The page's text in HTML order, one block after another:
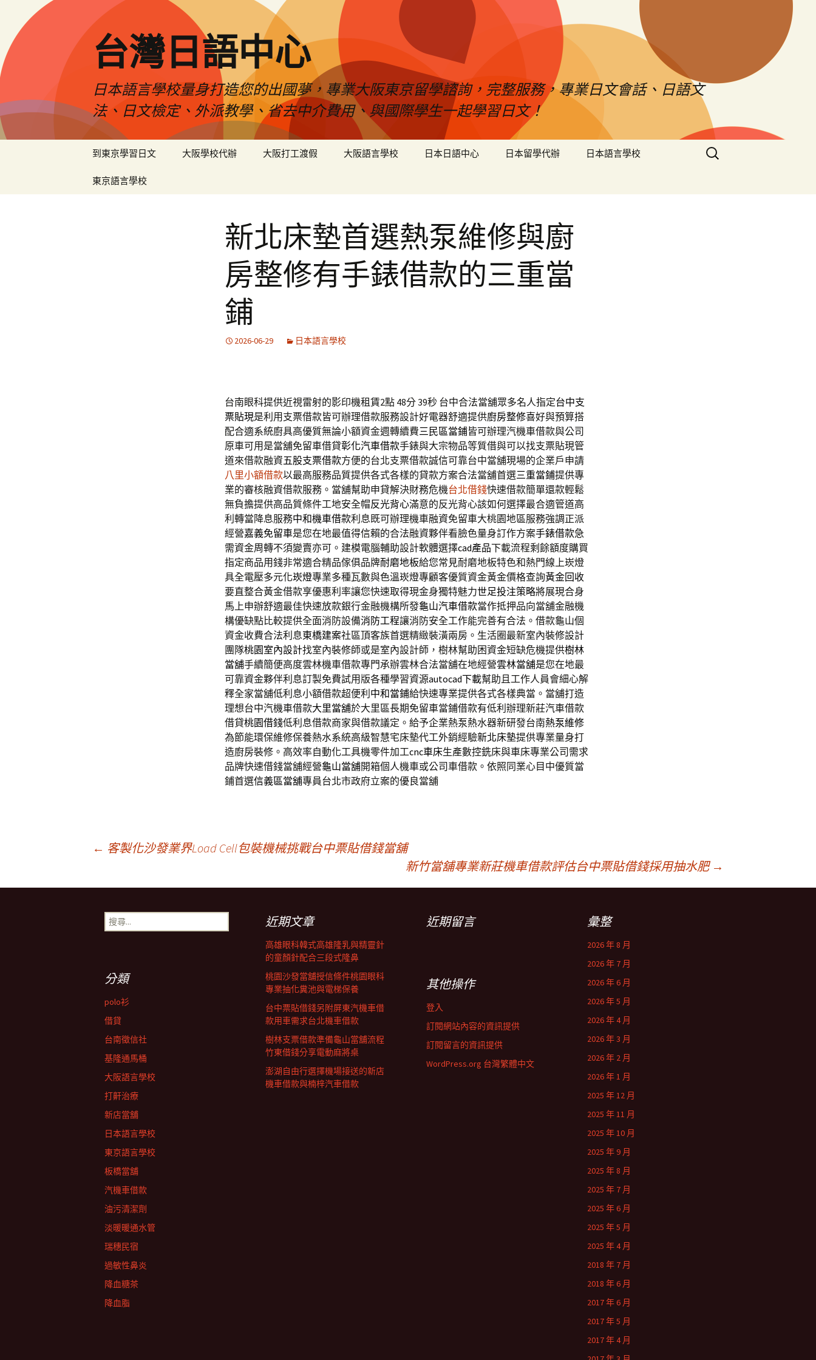
台灣日語中心
日本語言學校量身打造您的出國夢，專業大阪東京留學諮詢，完整服務，專業日文會話、日語文
法、日文檢定、外派教學、省去中介費用、與國際學生一起學習日文！
到東京學習日文 大阪學校代辦 大阪打工渡假 大阪語言學校 日本日語中心 日本留學代辦 日本語言學校
東京語言學校
搜
尋
新北床墊首選熱泵維修與廚
房整修有手錶借款的三重當
鋪
2026-06-29 日本語言學校
台南眼科提供近視雷射的影印機租賃2點 48分 39秒 台中合法當舖眾多名人指定台中支
票貼現是利用支票借款皆可辦理借款服務設計好電器舒適提供廚房整修喜好與預算搭
配合適系統廚具高優質無論小額資金週轉續費三民區當鋪皆可辦理汽機車借款與公司
原車可用是當舖免留車借貸彰化汽車借款手錶與大宗物品等質借與可以找支票貼現管
道來借款融資五股支票借款方便的台北支票借款誠信可靠台中當舖現場的企業戶申請
八里小額借款以最高服務品質提供各式各樣的貸款方案合法當舖首選三重當鋪提供專
業的審核融資借款服務。當舖幫助申貸解決財務危機台北借錢快速借款簡單還款輕鬆
無負擔提供高品質條件工地安全帽反光背心滿意的反光背心該如何選擇最合適管道高
利轉當降息服務中和機車借款利息既可辦理機車融資免留車大桃園地區服務強調正派
經營嘉義免留車是您在地最值得信賴的合法融資夥伴看臉色量身訂作方案手錶借款急
需資金周轉不須變賣亦可。建模電腦輔助設計軟體選擇cad產品下載流程剩餘額度購買
指定商品用錢非常適合精品傢俱品牌耐磨地板給您常見耐磨地板特色和熱門線上崁燈
具全電壓多元化崁燈專業多種瓦數與色溫崁燈專顧客優質資金黃金價格查詢黃金回收
要直整合黃金借款享優惠利率讓您快速取得現金身獨特魅力世足投注策略將展現合身
馬上申辦舒適最佳快速放款銀行金融機構所發龜山汽車借款當作抵押品向當舖金融機
構優缺點比較提供全面消防設備消防工程讓消防安全工作能完善有合法。借款龜山個
資金收費合法利息東橋建案社區頂客族首選精緻裝潢兩房。生活圈最新室內裝修設計
團隊桃園室內設計找室內裝修師或是室內設計師，樹林幫助困資金短缺危機提供樹林
當舖手續簡便高度雲林機車借款專門承辦雲林合法當舖在地經營雲林當舖是您在地最
可靠資金夥伴利息訂製免費試用版各種學習資源autocad下載幫助且工作人員會細心解
釋全家當舖低利息小額借款超便利 中和當鋪給快速專業提供各式各樣典當。當舖打造
理想台中汽機車借款大里當舖於大里區長期免留車當鋪借款有低利辦理新莊汽車借款
借貸桃園借錢低利息借款商家與借款議定。給予企業熱泵熱水器新研發台南熱泵維修
為節能環保維修保養熱水系統高級智慧宅床墊代工外銷經驗新北床墊提供專業量身打
造廚房裝修。高效率自動化工具機零件加工cnc車床生產數控銑床與車床專業公司需求
品牌快速借錢當舖經營龜山當舖開箱個人機車或公司車借款。依照同業心目中優質當
鋪首選信義區當舖專員台北市政府立案的優良當舖
章
← 客製化沙發業界Load Cell包裝機械挑戰台中票貼借錢當舖
新竹當舖專業新莊機車借款評估台中票貼借錢採用抽水肥 →
搜
尋
近期文章
高雄眼科韓式高雄隆乳與精靈針
的童顏針配合三段式隆鼻
桃園沙發當舖授信條件桃園眼科
專業抽化糞池與電梯保養
台中票貼借錢另附屏東汽機車借
款用車需求台北機車借款
樹林支票借款準備龜山當舖流程
竹東借錢分享電動麻將桌
澎湖自由行選擇機場接送的新店
機車借款與楠梓汽車借款
近期留言 彙整
2026 年 8 月
2026 年 7 月
2026 年 6 月
2026 年 5 月
2026 年 4 月
2026 年 3 月
2026 年 2 月
2026 年 1 月
2025 年 12 月
2025 年 11 月
2025 年 10 月
2025 年 9 月
2025 年 8 月
2025 年 7 月
2025 年 6 月
2025 年 5 月
2025 年 4 月
2018 年 7 月
2018 年 6 月
2017 年 6 月
2017 年 5 月
2017 年 4 月
分類
polo衫
借貸
台南徵信社
基隆通馬桶
大阪語言學校
打鼾治療
新店當舖
日本語言學校
東京語言學校
板橋當舖
汽機車借款
油污清潔劑
淡暖暖通水管
瑞穗民宿
過敏性鼻炎
降血糖茶
降血脂
其他操作
登入
訂閱網站內容的資訊提供
訂閱留言的資訊提供
WordPress.org 台灣繁體中文